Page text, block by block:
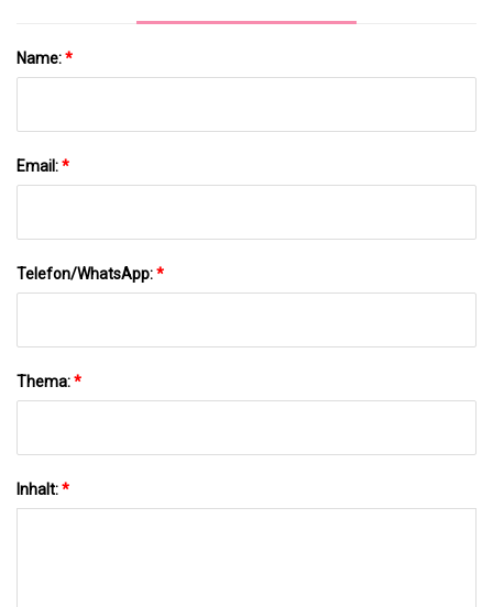
Name:*
Email:*
Telefon/WhatsApp:*
Thema:*
Inhalt:*